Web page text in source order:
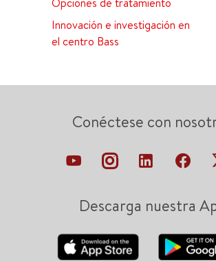
Innovación e investigación en
el centro Bass
Conéctese con
Descarga nuestra